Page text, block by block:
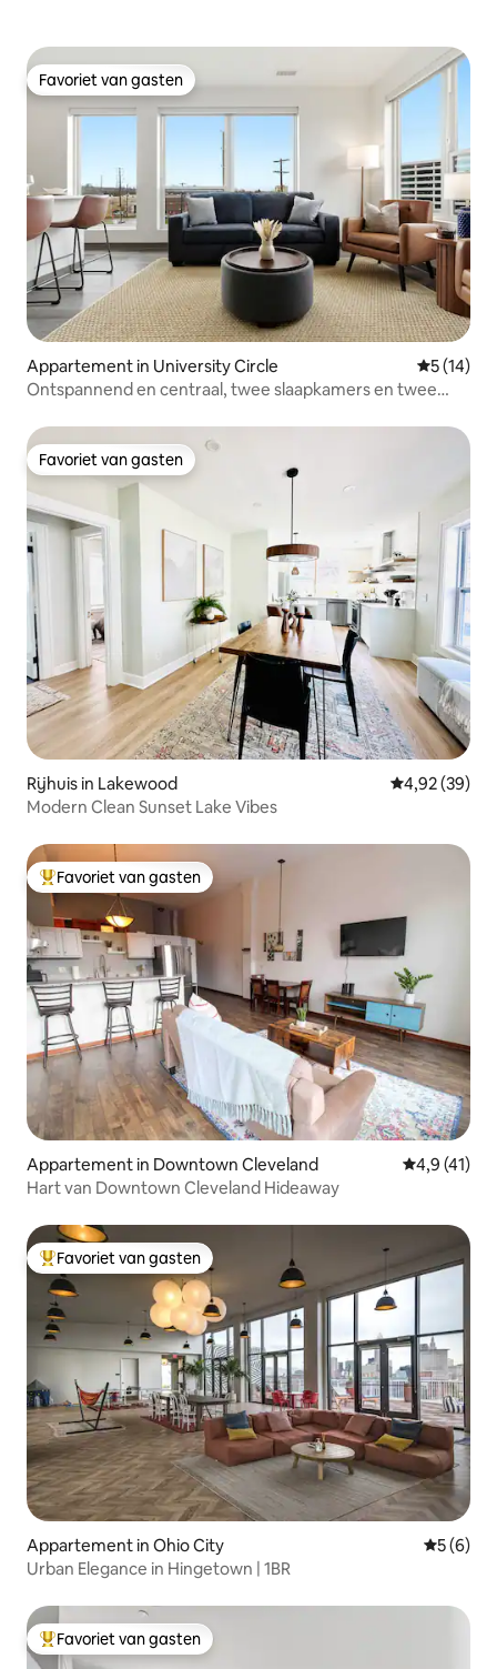
Favoriet van gasten
Favoriet van gasten
Appartement in University Circle
5 (14)
Ontspannend en centraal, twee slaapkamers en twee
Favoriet van gasten
Favoriet van gasten
Rijhuis in Lakewood Gemiddelde
4,92 (39)
Modern Clean Sunset Lake Vibes
Topfavoriet van gasten
Favoriet van gasten
Appartement in Downtown Cleveland
4,9 (41)
Hart van Downtown Cleveland Hideaway
Topfavoriet van gasten
Favoriet van gasten
Appartement in Ohio City
5 (6)
Urban Elegance in Hingetown | 1BR
Topfavoriet van gasten
Favoriet van gasten